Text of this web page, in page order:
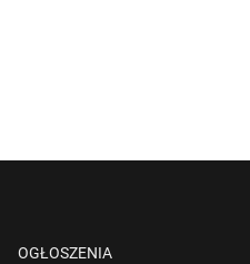
OGŁOSZENIA